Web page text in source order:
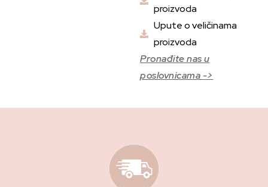
proizvoda
Upute o veličinama
proizvoda
Pronađite nas u
poslovnicama ->